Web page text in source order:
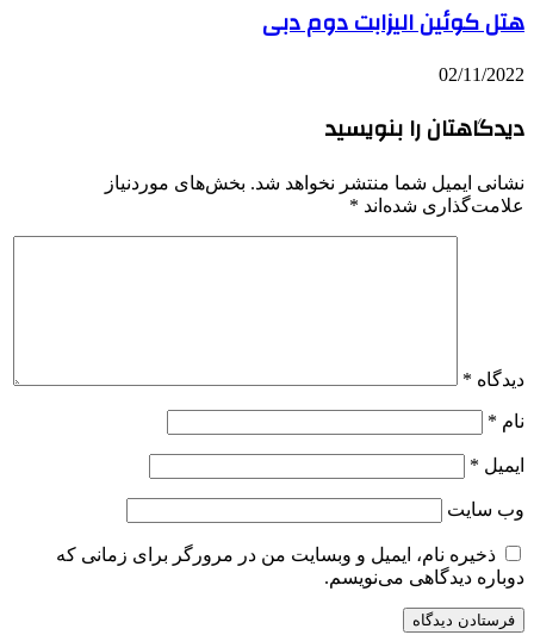
هتل کوئین الیزابت دوم دبی
02/11/2022
دیدگاهتان را بنویسید
نشانی ایمیل شما منتشر نخواهد شد. بخش‌های موردنیاز
علامت‌گذاری شده‌اند *
دیدگاه *
نام *
ایمیل *
وب‌ سایت
ذخیره نام، ایمیل و وبسایت من در مرورگر برای زمانی که
دوباره دیدگاهی می‌نویسم.